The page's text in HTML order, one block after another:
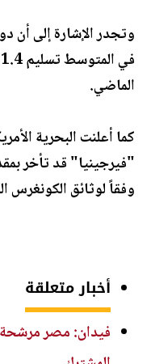
وتجدر الإشارة إلى أن
الماضي.
"فيرجينيا" قد تأخر
وفقاً لوثائق الكونغرس
أخبار متعلقة
فيدان: مصر مرشحة